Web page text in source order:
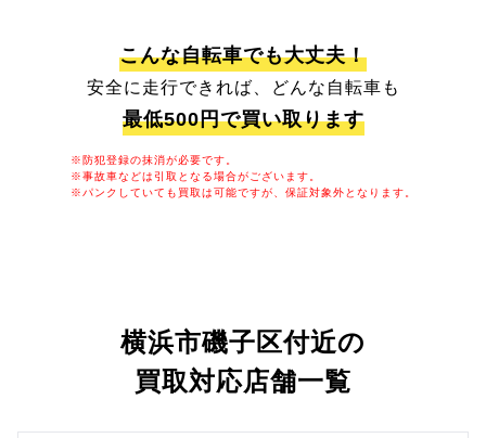
こんな自転車でも大丈夫！
安全に走行できれば、どんな自転車も
最低500円で買い取ります
※防犯登録の抹消が必要です。
※事故車などは引取となる場合がございます。
※パンクしていても買取は可能ですが、保証対象外となります。
横浜市磯子区付近の
買取対応店舗一覧